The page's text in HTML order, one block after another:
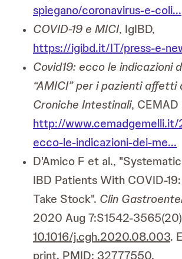
spiegano/coronavirus-e-coli...
COVID-19 e MICI, IgIBD,
https://igibd.it/IT/press-e-
Covid19: ecco le indicazioni
“AMICI” per i pazienti
Croniche Intestinali, CEMAD
http://
ecco-le-indicazioni-dei-me...
D'Amico F et al.,
IBD Patients With COVID-
Take Stock". Clin
2020 Aug 7:S1542-
10.1016/j.cgh.2020.08.003.
print. PMID: 32777550.